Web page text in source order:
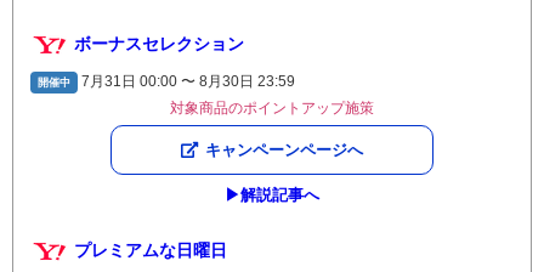
ボーナスセレクション
開催中
7月31日 00:00 〜 8月30日 23:59
対象商品のポイントアップ施策
キャンペーンページへ
▶︎解説記事へ
プレミアムな日曜日